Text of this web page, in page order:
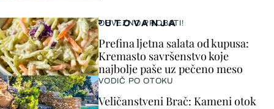
PUTOVANJA
OBVEZNO PROBATI!
Prefina ljetna salata od kupusa:
Kremasto savršenstvo koje
najbolje paše uz pečeno meso
VODIČ PO OTOKU
Veličanstveni Brač: Kameni otok